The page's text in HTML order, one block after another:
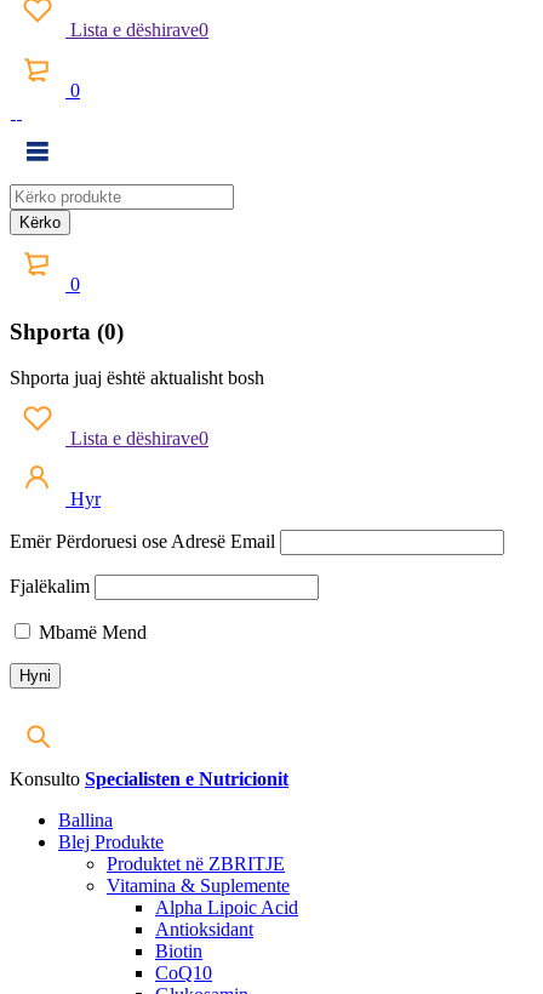
Lista e dëshirave0
0
0
Shporta (0)
Shporta juaj është aktualisht bosh
Lista e dëshirave0
Hyr
Emër Përdoruesi ose Adresë Email
Fjalëkalim
Mbamë Mend
Konsulto Specialisten e Nutricionit
Ballina
Blej Produkte
Produktet në ZBRITJE
Vitamina & Suplemente
Alpha Lipoic Acid
Antioksidant
Biotin
CoQ10